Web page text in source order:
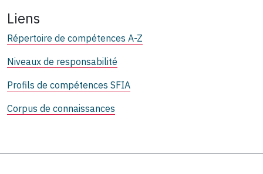
Liens
Répertoire de compétences A-Z
Niveaux de responsabilité
Profils de compétences SFIA
Corpus de connaissances